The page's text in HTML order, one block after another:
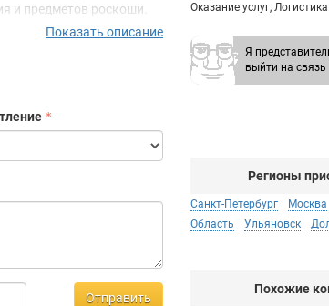
Оказание услуг,
Я
выйти на связь
Регионы
Санкт-Петербург Москва
Область
Ульяновск
Похожие
и предметов роскоши.
складирования,
Показать описание
Отправить